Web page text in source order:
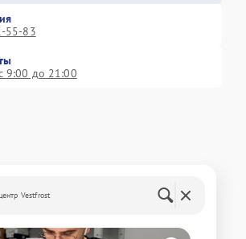
55-83
9:00 до 21:00
Vestfrost